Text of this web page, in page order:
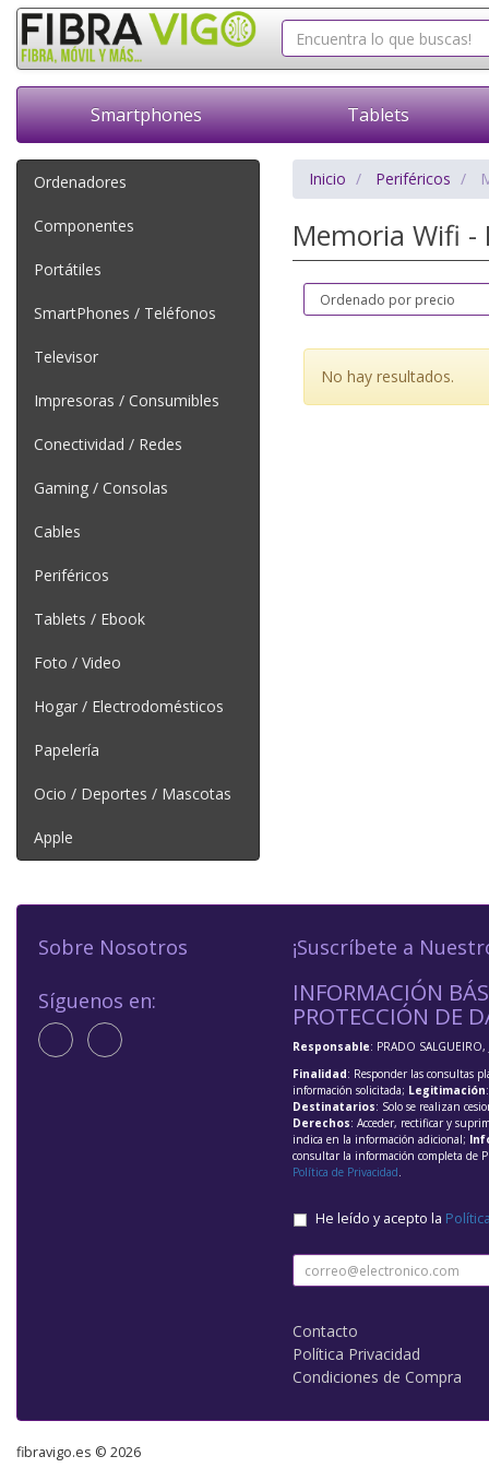
Smartphones Tablets
Ordenadores
Componentes
Portátiles
SmartPhones / Teléfonos
Televisor
Impresoras / Consumibles
Conectividad / Redes
Gaming / Consolas
Cables
Periféricos
Tablets / Ebook
Foto / Video
Hogar / Electrodomésticos
Papelería
Ocio / Deportes / Mascotas
Apple
Inicio Periféricos
Memoria Wifi
No hay resultados.
Sobre Nosotros
Síguenos en:
¡Suscríbete a
INFORMACIÓN
PROTECCIÓN DE
Responsable: PRADO SALGUEIRO,
Finalidad: Responder las consultas
información solicitada; Legitimación
Destinatarios: Solo se realizan
Derechos: Acceder, rectificar y
indica en la información adicional;
consultar la información completa de
Política de Privacidad.
He leído y acepto la
Contacto
Política Privacidad
Condiciones de Compra
fibravigo.es © 2026